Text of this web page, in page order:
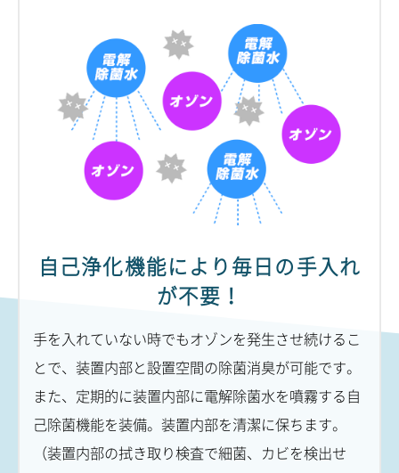
自己浄化機能により毎日の手入れ
が不要！
手を入れていない時でもオゾンを発生させ続けるこ
とで、装置内部と設置空間の除菌消臭が可能です。
また、定期的に装置内部に電解除菌水を噴霧する自
己除菌機能を装備。装置内部を清潔に保ちます。
（装置内部の拭き取り検査で細菌、カビを検出せ